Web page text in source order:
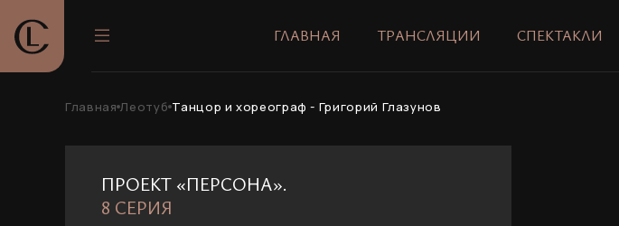
ГЛАВНАЯ ТРАНСЛЯЦИИ СПЕКТАКЛИ
Главная Леотуб Танцор и хореограф - Григорий Глазунов
ПРОЕКТ «ПЕРСОНА».
8 СЕРИЯ